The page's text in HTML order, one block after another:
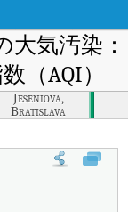
大気汚染：
（AQI）
Jeseniova,
Bratislava
Trnavske Myto,